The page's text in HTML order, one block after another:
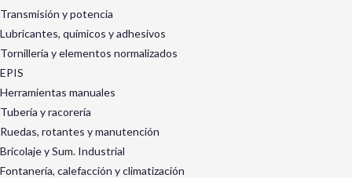
Transmisión y potencia
Lubricantes, químicos y adhesivos
Tornillería y elementos normalizados
EPIS
Herramientas manuales
Tubería y racorería
Ruedas, rotantes y manutención
Bricolaje y Sum. Industrial
Fontanería, calefacción y climatización